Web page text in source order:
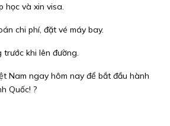
học và xin visa.
chi phí, đặt vé máy bay.
trước khi lên đường.
Nam ngay hôm nay để bắt đầu hành
Quốc! ?️